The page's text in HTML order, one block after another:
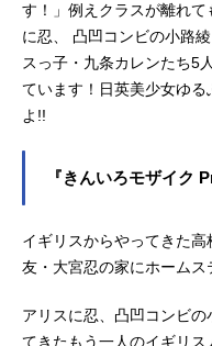
す！」例えクラスが離れ
に忍、 凸凹コンビの小路
スっ子・九条カレンたち5
ています！日英美少女ゆ
よ!!
『きんいろモザイク
イギリスからやってきた
友・大宮忍の家にホームス
アリスに忍、凸凹コンビ
てきたもう一人のイギリ